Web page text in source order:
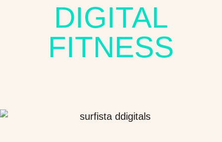
DIGITAL
FITNESS